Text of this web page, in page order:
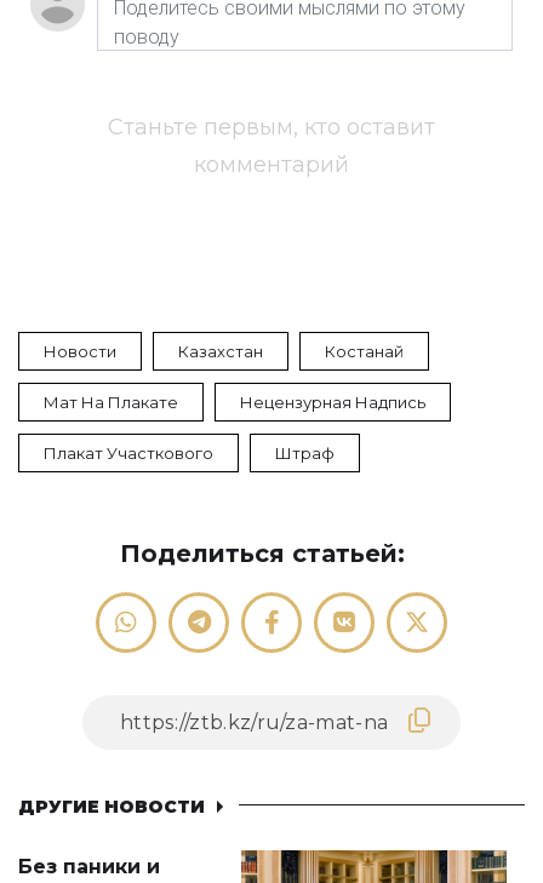
Станьте первым, кто оставит
комментарий
Новости Казахстан Костанай
Мат На Плакате Нецензурная Надпись
Плакат Участкового Штраф
Поделиться статьей:
ДРУГИЕ НОВОСТИ
Без паники и